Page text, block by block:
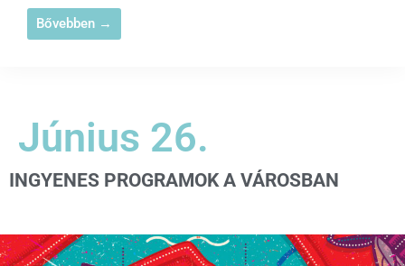
Bővebben →
Június 26.
INGYENES PROGRAMOK A VÁROSBAN